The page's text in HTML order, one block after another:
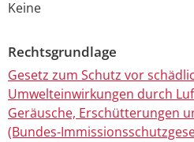
Keine
Rechtsgrundlage
Gesetz zum Schutz vor
Umwelteinwirkungen durch
Geräusche, Erschütterungen
(Bundes-